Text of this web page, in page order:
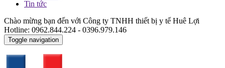
Tin tức
Chào mừng bạn đến với Công ty TNHH thiết bị y tế Huê Lợi
Hotline: 0962.844.224 - 0396.979.146
Toggle navigation